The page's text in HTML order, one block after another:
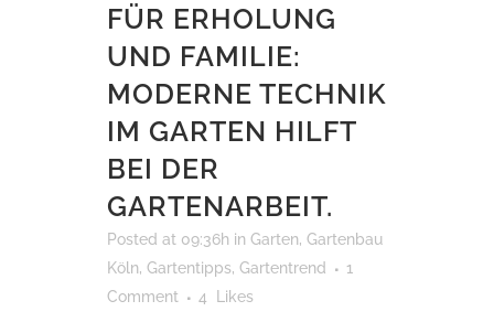
FÜR ERHOLUNG
UND FAMILIE:
MODERNE TECHNIK
IM GARTEN HILFT
BEI DER
GARTENARBEIT.
Posted at 09:36h in Garten, Gartenbau
Köln, Gartentipps, Gartentrend
1
Comment
4 Likes